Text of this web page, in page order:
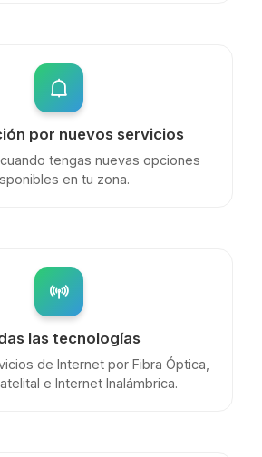
por nuevos servicios
tengas nuevas opciones
en tu zona.
las tecnologías
de Internet por Fibra Óptica,
e Internet Inalámbrica.